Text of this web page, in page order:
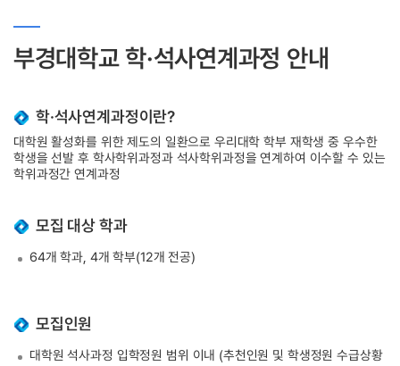
부경대학교 학·석사연계과정 안내
학·석사연계과정이란?
대학원 활성화를 위한 제도의 일환으로 우리대학 학부 재학생 중 우수한
학생을 선발 후 학사학위과정과 석사학위과정을 연계하여 이수할 수 있는
학위과정간 연계과정
모집 대상 학과
64개 학과, 4개 학부(12개 전공)
모집인원
대학원 석사과정 입학정원 범위 이내 (추천인원 및 학생정원 수급상황